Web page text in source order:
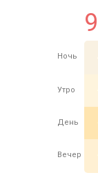
9
Ночь
Утро
День
Вечер